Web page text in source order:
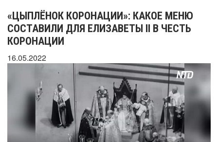
«ЦЫПЛЁНОК КОРОНАЦИИ»: КАКОЕ МЕНЮ
СОСТАВИЛИ ДЛЯ ЕЛИЗАВЕТЫ II В ЧЕСТЬ
КОРОНАЦИИ
16.05.2022